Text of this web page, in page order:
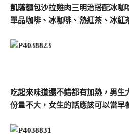
凱薩麵包沙拉雞肉三明治搭配冰咖
單品咖啡、冰咖啡、熱紅茶、冰紅
吃起來味道還不錯都有加熱，男生
份量不大，女生的話應該可以當早